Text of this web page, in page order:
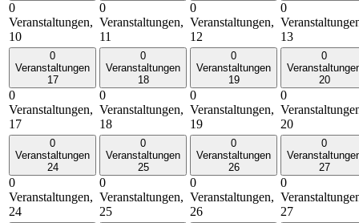
0
Veranstaltungen,
10
0
Veranstaltungen,
11
0
Veranstaltungen,
12
0
13
0
Veranstaltungen
17
0
Veranstaltungen,
17
0
Veranstaltungen
18
0
Veranstaltungen,
18
0
Veranstaltungen
19
0
Veranstaltungen,
19
0
20
0
20
0
Veranstaltungen
24
0
Veranstaltungen,
24
0
Veranstaltungen
25
0
Veranstaltungen,
25
0
Veranstaltungen
26
0
Veranstaltungen,
26
0
27
0
27